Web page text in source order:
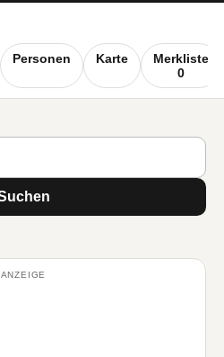
Personen Karte
Merkliste
0
ANZEIGE